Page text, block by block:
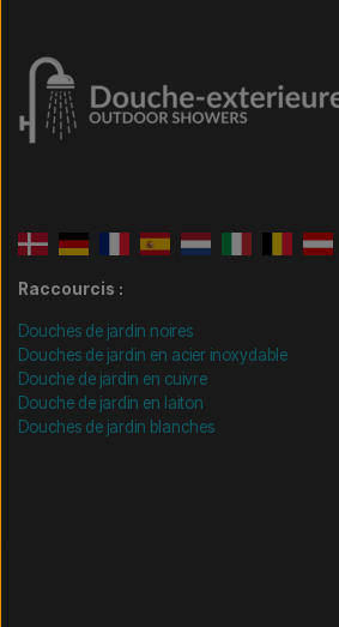
Raccourcis :
Douches de jardin noires
Douches de jardin en acier inoxydable
Douche de jardin en cuivre
Douche de jardin en laiton
Douches de jardin blanches